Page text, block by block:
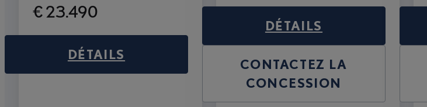
€ 23.490
DÉTAILS
DÉTAILS
CONTACTEZ LA
CONCESSION